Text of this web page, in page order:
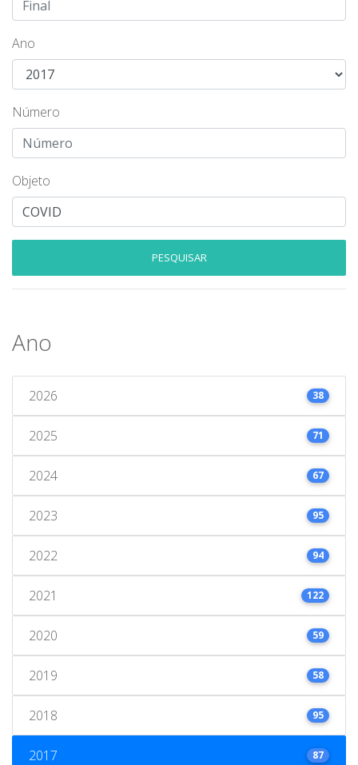
Ano
Número
Objeto
PESQUISAR
Ano
2026 38
2025 71
2024 67
2023 95
2022 94
2021 122
2020 59
2019 58
2018 95
2017 87